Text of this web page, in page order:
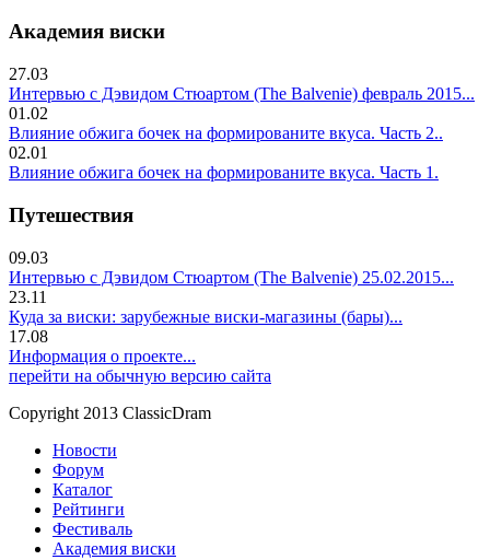
Академия виски
27.03
Интервью с Дэвидом Стюартом (The Balvenie) февраль 2015...
01.02
Влияние обжига бочек на формированите вкуса. Часть 2..
02.01
Влияние обжига бочек на формированите вкуса. Часть 1.
Путешествия
09.03
Интервью с Дэвидом Стюартом (The Balvenie) 25.02.2015...
23.11
Куда за виски: зарубежные виски-магазины (бары)...
17.08
Информация о проекте...
перейти на обычную версию сайта
Copyright 2013 ClassicDram
Новости
Форум
Каталог
Рейтинги
Фестиваль
Академия виски